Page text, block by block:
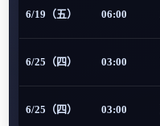
6/19（五） 06:00
6/25（四） 03:00
6/25（四） 03:00